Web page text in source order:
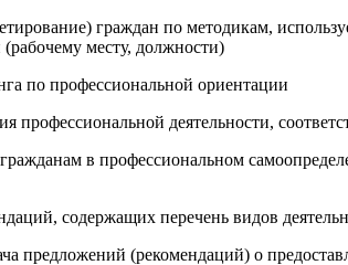
граждан по методикам,
месту, должности)
по профессиональной ориентации
профессиональной деятельности,
в профессиональном
содержащих перечень видов
предложений (рекомендаций) о